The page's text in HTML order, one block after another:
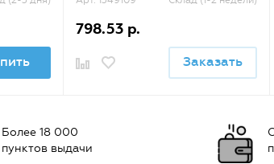
798.53 р.
Заказать
Более 18 000
пунктов выдачи